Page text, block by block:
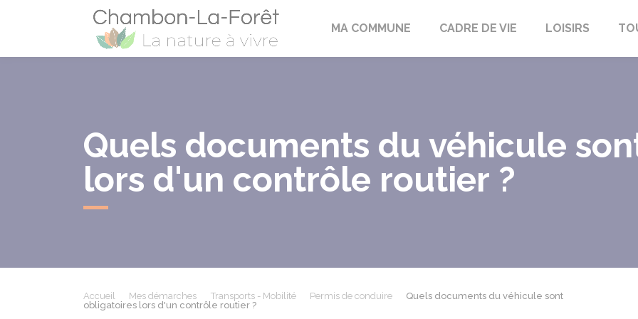
Chambon-la-Fôret
MA COMMUNE CADRE DE VIE LOISIRS
Quels documents du véhicule
lors d'un contrôle routier ?
Accueil Mes démarches Transports - Mobilité Permis de conduire
Quels documents du véhicule sont
obligatoires lors d'un contrôle routier ?